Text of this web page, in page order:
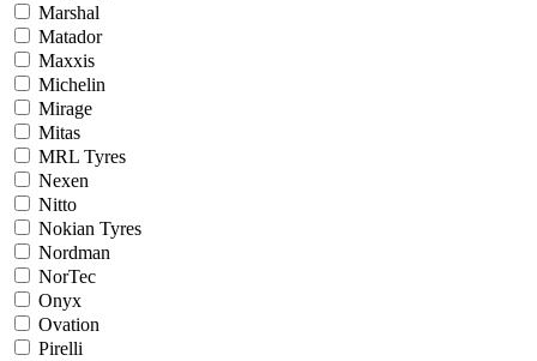
Marshal
Matador
Maxxis
Michelin
Mirage
Mitas
MRL Tyres
Nexen
Nitto
Nokian Tyres
Nordman
NorTec
Onyx
Ovation
Pirelli